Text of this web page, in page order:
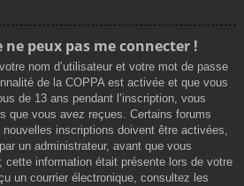
ne peux pas me connecter !
nom d’utilisateur et votre mot de passe
de la COPPA est activée et que vous
de 13 ans pendant l’inscription, vous
que vous avez reçues. Certains forums
inscriptions doivent être activées,
un administrateur, avant que vous
cette information était présente lors de votre
un courrier électronique, consultez les